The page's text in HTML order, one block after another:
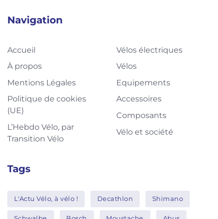
Navigation
Accueil
À propos
Mentions Légales
Politique de cookies
(UE)
L’Hebdo Vélo, par
Transition Vélo
Vélos électriques
Vélos
Equipements
Accessoires
Composants
Vélo et société
Tags
L'Actu Vélo, à vélo ! Decathlon Shimano